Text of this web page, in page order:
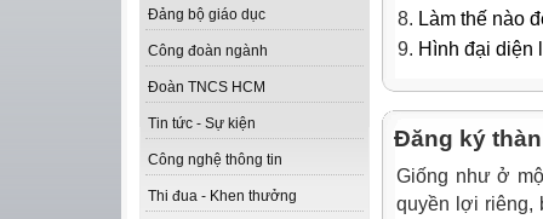
Đảng bộ giáo dục
Công đoàn ngành
Đoàn TNCS HCM
Tin tức - Sự kiện
Công nghệ thông tin
Thi đua - Khen thưởng
Làm thế nào
Hình đại diện
Đăng ký
Giống như ở
quyền lợi riêng,